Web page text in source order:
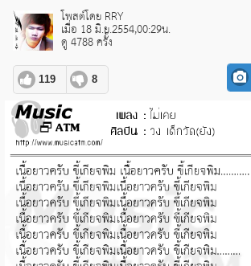
pause
โพสต์โดย RRY
เมื่อ 18 มิ.ย.2554,00:29น.
ดู 4788 ครั้ง
119 8